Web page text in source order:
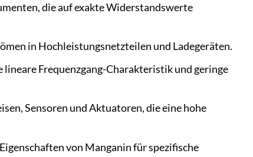
die auf exakte Widerstandswerte
in Hochleistungsnetzteilen und Ladegeräten.
Frequenzgang-Charakteristik und geringe
Sensoren und Aktuatoren, die eine hohe
von Manganin für spezifische